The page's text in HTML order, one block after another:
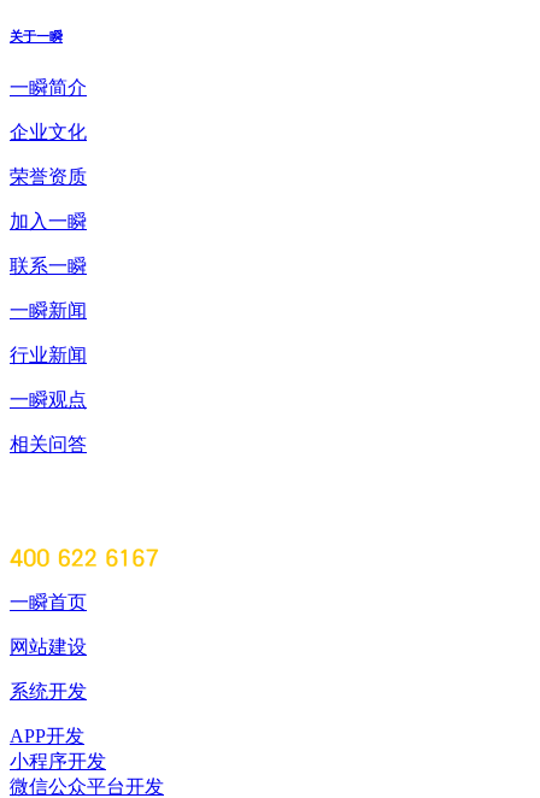
关于一瞬
一瞬简介
企业文化
荣誉资质
加入一瞬
联系一瞬
一瞬新闻
行业新闻
一瞬观点
相关问答
一瞬首页
网站建设
系统开发
APP开发
小程序开发
微信公众平台开发